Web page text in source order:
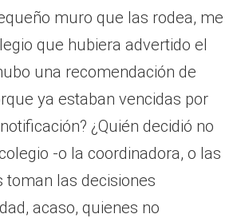
muro que las rodea, me
que hubiera advertido el
una recomendación de
ya estaban vencidas por
¿Quién decidió no
-o la coordinadora, o las
toman las decisiones
acaso, quienes no